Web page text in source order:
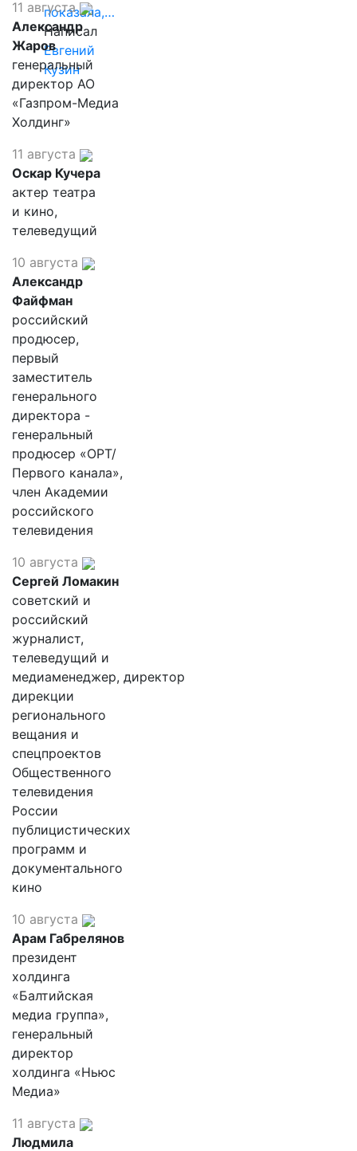
показала,…
Написал
Евгений
Кузин
11 августа
Александр
Жаров
генеральный
директор АО
«Газпром-Медиа
Холдинг»
11 августа
Оскар Кучера
актер театра
и кино,
телеведущий
10 августа
Александр
Файфман
российский
продюсер,
первый
заместитель
генерального
директора -
генеральный
продюсер «ОРТ/
Первого канала»,
член Академии
российского
телевидения
10 августа
Сергей Ломакин
советский и
российский
журналист,
телеведущий и
медиаменеджер, директор
дирекции
регионального
вещания и
спецпроектов
Общественного
телевидения
России
публицистических
программ и
документального
кино
10 августа
Арам Габрелянов
президент
холдинга
«Балтийская
медиа группа»,
генеральный
директор
холдинга «Ньюс
Медиа»
11 августа
Людмила